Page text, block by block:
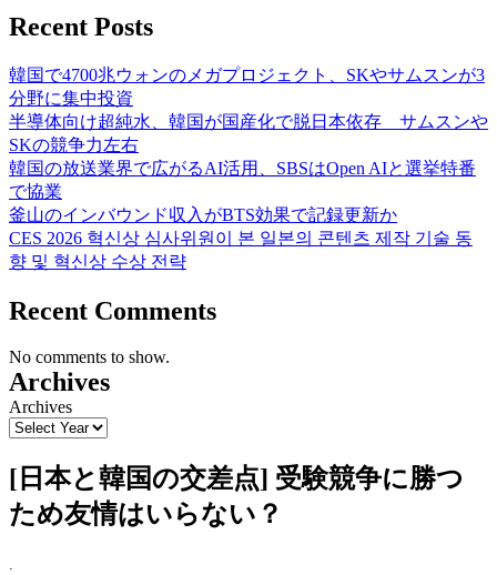
Recent Posts
韓国で4700兆ウォンのメガプロジェクト、SKやサムスンが3
分野に集中投資
半導体向け超純水、韓国が国産化で脱日本依存 サムスンや
SKの競争力左右
韓国の放送業界で広がるAI活用、SBSはOpen AIと選挙特番
で協業
釜山のインバウンド収入がBTS効果で記録更新か
CES 2026 혁신상 심사위원이 본 일본의 콘텐츠 제작 기술 동
향 및 혁신상 수상 전략
Recent Comments
No comments to show.
Archives
Archives
[日本と韓国の交差点] 受験競争に勝つ
ため友情はいらない？
.